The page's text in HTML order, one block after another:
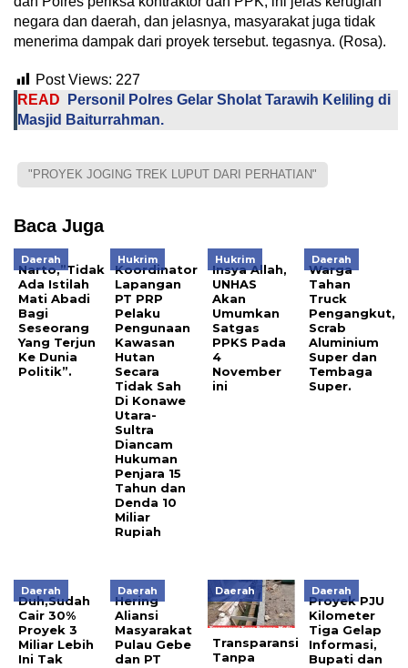
negara dan daerah, dan jelasnya, masyarakat juga tidak
menerima dampak dari proyek tersebut. tegasnya. (Rosa).
Post Views: 227
READ
Personil Polres Gelar Sholat Tarawih Keliling di
Masjid Baiturrahman.
"PROYEK JOGING TREK LUPUT DARI PERHATIAN"
Baca Juga
Daerah
Narto,”Tidak
Ada Istilah
Mati Abadi
Bagi
Seseorang
Yang Terjun
Ke Dunia
Politik”.
Hukrim
Koordinator
Lapangan
PT PRP
Pelaku
Pengunaan
Kawasan
Hutan
Secara
Tidak Sah
Di Konawe
Utara-
Sultra
Diancam
Hukuman
Penjara 15
Tahun dan
Denda 10
Miliar
Rupiah
Hukrim
Insya Allah,
UNHAS
Akan
Umumkan
Satgas
PPKS Pada
4
November
ini
Daerah
Warga
Tahan
Truck
Pengangkut,
Scrab
Aluminium
Super dan
Tembaga
Super.
Daerah
Duh,Sudah
Cair 30%
Proyek 3
Miliar Lebih
Ini Tak
Daerah
Hering
Aliansi
Masyarakat
Pulau Gebe
dan PT
Daerah
Transparansi
Tanpa
Daerah
Proyek PJU
Kilometer
Tiga Gelap
Informasi,
Bupati dan